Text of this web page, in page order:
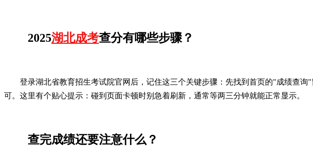
2025湖北成考查分有哪些步骤？
登录湖北省教育招生考试院官网后，记住这三个关键步骤：先找到首页的"成绩查
可。这里有个贴心提示：碰到页面卡顿时别急着刷新，通常等两三分钟就能正常显示。
查完成绩还要注意什么？